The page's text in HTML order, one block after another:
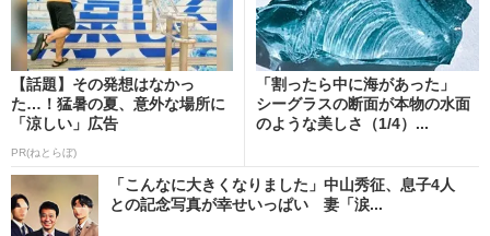
【話題】その発想はなかっ
た…！猛暑の夏、意外な場所に
「涼しい」広告
PR(ねとらぼ)
「割ったら中に海があった」
シーグラスの断面が本物の水面
のような美しさ（1/4）...
「こんなに大きくなりました」中山秀征、息子4人
との記念写真が幸せいっぱい 妻「涙...